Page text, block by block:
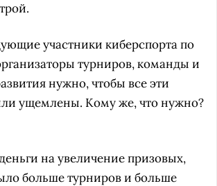
участники киберспорта по
турниров, команды и
нужно, чтобы все эти
ущемлены. Кому же, что нужно?
на увеличение призовых,
больше турниров и больше